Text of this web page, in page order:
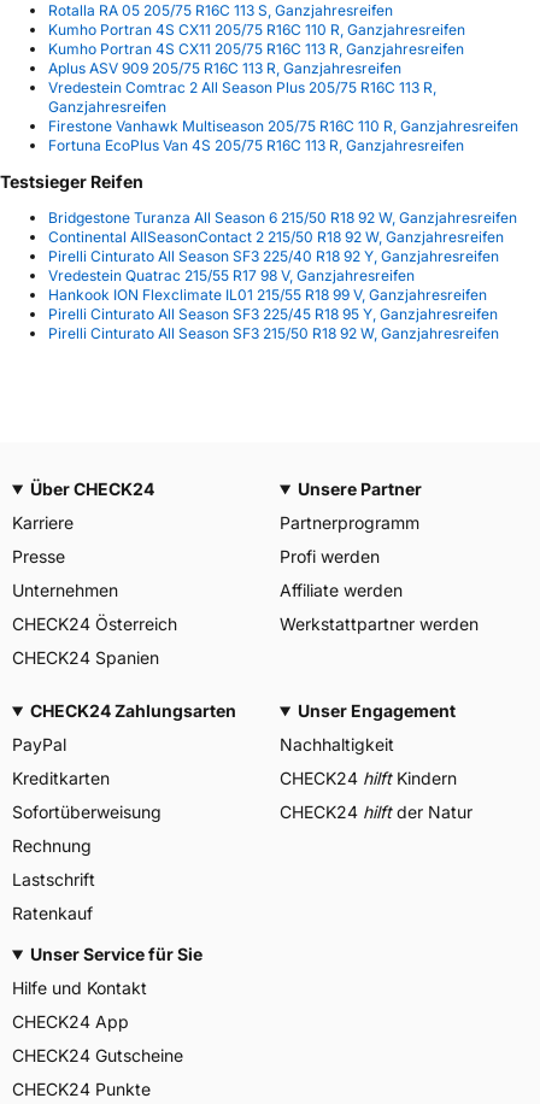
Rotalla RA 05 205/75 R16C 113 S, Ganzjahresreifen
Kumho Portran 4S CX11 205/75 R16C 110 R, Ganzjahresreifen
Kumho Portran 4S CX11 205/75 R16C 113 R, Ganzjahresreifen
Aplus ASV 909 205/75 R16C 113 R, Ganzjahresreifen
Vredestein Comtrac 2 All Season Plus 205/75 R16C 113 R,
Ganzjahresreifen
Firestone Vanhawk Multiseason 205/75 R16C 110 R, Ganzjahresreifen
Fortuna EcoPlus Van 4S 205/75 R16C 113 R, Ganzjahresreifen
Testsieger Reifen
Bridgestone Turanza All Season 6 215/50 R18 92 W, Ganzjahresreifen
Continental AllSeasonContact 2 215/50 R18 92 W, Ganzjahresreifen
Pirelli Cinturato All Season SF3 225/40 R18 92 Y, Ganzjahresreifen
Vredestein Quatrac 215/55 R17 98 V, Ganzjahresreifen
Hankook ION Flexclimate IL01 215/55 R18 99 V, Ganzjahresreifen
Pirelli Cinturato All Season SF3 225/45 R18 95 Y, Ganzjahresreifen
Pirelli Cinturato All Season SF3 215/50 R18 92 W, Ganzjahresreifen
Über CHECK24
Karriere
Presse
Unternehmen
CHECK24 Österreich
CHECK24 Spanien
Unsere Partner
Partnerprogramm
Profi werden
Affiliate werden
Werkstattpartner werden
CHECK24 Zahlungsarten
PayPal
Kreditkarten
Sofortüberweisung
Rechnung
Lastschrift
Ratenkauf
Unser Engagement
Nachhaltigkeit
CHECK24 hilftKindern
CHECK24 hilftder Natur
Unser Service für Sie
Hilfe und Kontakt
CHECK24 App
CHECK24 Gutscheine
CHECK24 Punkte